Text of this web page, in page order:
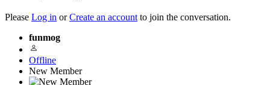
Please Log in orCreate an account to join the conversation.
funmog
Offline
New Member